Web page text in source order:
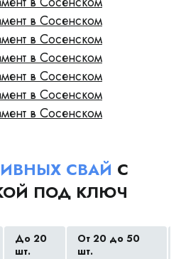
СВАЙ С
ПОД КЛЮЧ
До 20
шт.
От 20 до 50
шт.